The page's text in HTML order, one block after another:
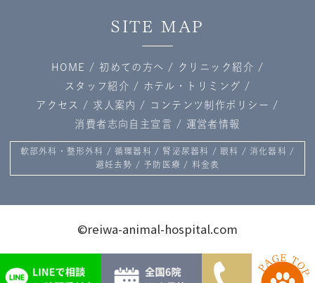
SITE MAP
HOME /初めての方へ / クリニック紹介 /
スタッフ紹介 / ホテル・トリミング /
アクセス
/ 求人案内 / コンテンツ制作ポリシー /
消費者志向自主宣言 / 運営者情報
軟部外科・整形外科 /循環器科 / 腎泌尿器科 / 眼科 / 消化器科 /
避妊去勢 / 予防医療 / 料金表
©reiwa-animal-hospital.com